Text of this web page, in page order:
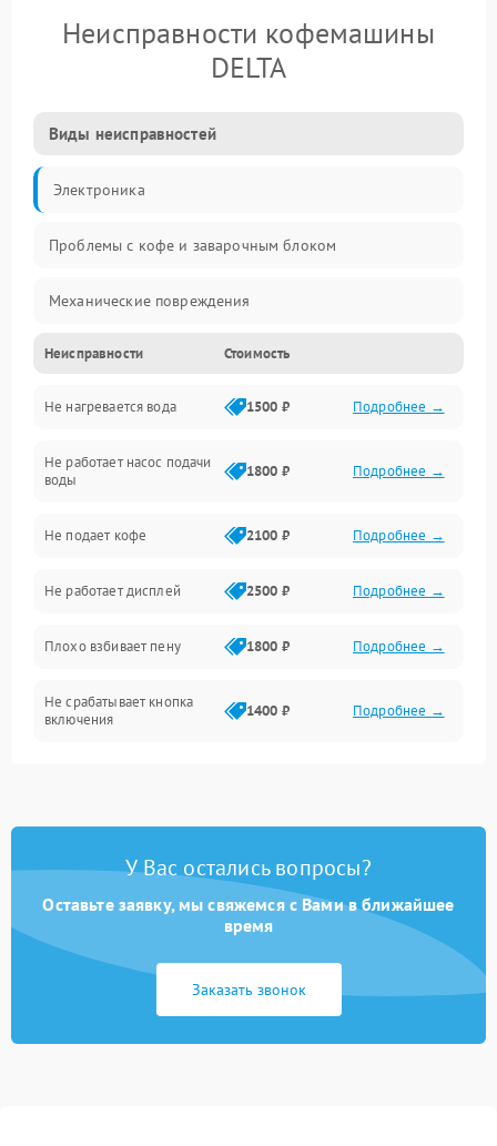
Неисправности кофемашины
DELTA
Виды неисправностей
Электроника
Проблемы с кофе и заварочным блоком
Механические повреждения
Прочие неисправности
Включение и работа
Проблемы с водой
Проблемы с капучинатором и паром
Управление и электроника
Программное обеспечение
Неисправности Стоимость
Не нагревается вода 1500 ₽ Подробнее →
Не работает насос подачи
воды
1800 ₽ Подробнее →
Не подает кофе 2100 ₽ Подробнее →
Не работает дисплей 2500 ₽ Подробнее →
Плохо взбивает пену 1800 ₽ Подробнее →
Не срабатывает кнопка
включения
1400 ₽ Подробнее →
Постоянные сбои в работе 1500 ₽ Подробнее →
У Вас остались вопросы?
Оставьте заявку, мы свяжемся с Вами в ближайшее
время
Заказать звонок